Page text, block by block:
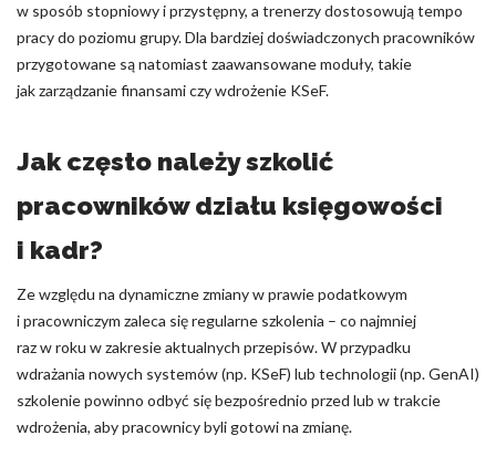
w sposób stopniowy i przystępny, a trenerzy dostosowują tempo
pracy do poziomu grupy. Dla bardziej doświadczonych pracowników
przygotowane są natomiast zaawansowane moduły, takie
jak zarządzanie finansami czy wdrożenie KSeF.
Jak często należy szkolić
pracowników działu księgowości
i kadr?
Ze względu na dynamiczne zmiany w prawie podatkowym
i pracowniczym zaleca się regularne szkolenia – co najmniej
raz w roku w zakresie aktualnych przepisów. W przypadku
wdrażania nowych systemów (np. KSeF) lub technologii (np. GenAI)
szkolenie powinno odbyć się bezpośrednio przed lub w trakcie
wdrożenia, aby pracownicy byli gotowi na zmianę.